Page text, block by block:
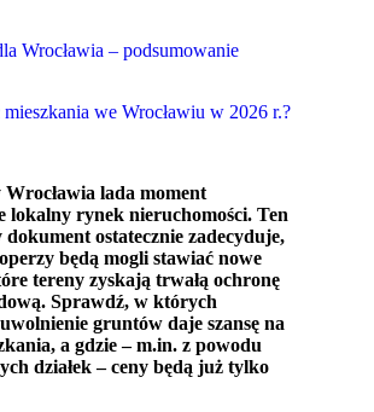
Wrocławia – podsumowanie
we Wrocławiu w 2026 r.?
lada moment
lokalny rynek nieruchomości. Ten
dokument ostatecznie zadecyduje,
będą mogli stawiać nowe
tereny zyskają trwałą ochronę
Sprawdź, w których
gruntów daje szansę na
a gdzie – m.in. z powodu
działek – ceny będą już tylko